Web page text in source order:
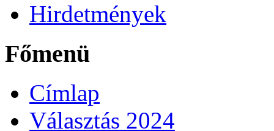
Hirdetmények
Főmenü
Címlap
Választás 2024